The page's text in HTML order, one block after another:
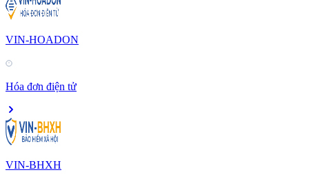
VIN-HOADON
Hóa đơn điện tử
VIN-BHXH